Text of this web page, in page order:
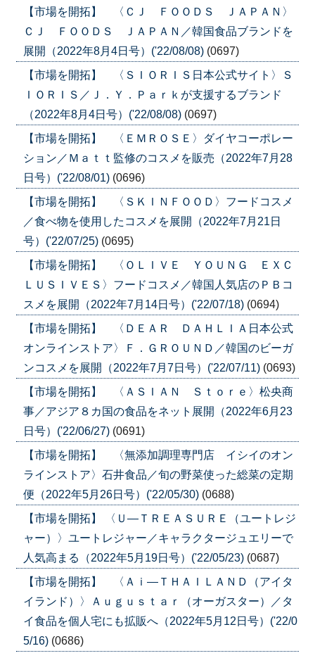
【市場を開拓】 〈ＣＪ ＦＯＯＤＳ ＪＡＰＡＮ〉
ＣＪ ＦＯＯＤＳ ＪＡＰＡＮ／韓国食品ブランドを
展開（2022年8月4日号）('22/08/08) (0697)
【市場を開拓】 〈ＳＩＯＲＩＳ日本公式サイト〉Ｓ
ＩＯＲＩＳ／Ｊ．Ｙ．Ｐａｒｋが支援するブランド
（2022年8月4日号）('22/08/08) (0697)
【市場を開拓】 〈ＥＭＲＯＳＥ〉ダイヤコーポレー
ション／Ｍａｔｔ監修のコスメを販売（2022年7月28
日号）('22/08/01) (0696)
【市場を開拓】 〈ＳＫＩＮＦＯＯＤ〉フードコスメ
／食べ物を使用したコスメを展開（2022年7月21日
号）('22/07/25) (0695)
【市場を開拓】 〈ＯＬＩＶＥ ＹＯＵＮＧ ＥＸＣ
ＬＵＳＩＶＥＳ〉フードコスメ／韓国人気店のＰＢコ
スメを展開（2022年7月14日号）('22/07/18) (0694)
【市場を開拓】 〈ＤＥＡＲ ＤＡＨＬＩＡ日本公式
オンラインストア〉Ｆ．ＧＲＯＵＮＤ／韓国のビーガ
ンコスメを展開（2022年7月7日号）('22/07/11) (0693)
【市場を開拓】 〈ＡＳＩＡＮ Ｓｔｏｒｅ〉松央商
事／アジア８カ国の食品をネット展開（2022年6月23
日号）('22/06/27) (0691)
【市場を開拓】 〈無添加調理専門店 イシイのオン
ラインストア〉石井食品／旬の野菜使った総菜の定期
便（2022年5月26日号）('22/05/30) (0688)
【市場を開拓】 〈Ｕ―ＴＲＥＡＳＵＲＥ（ユートレジ
ャー）〉ユートレジャー／キャラクタージュエリーで
人気高まる（2022年5月19日号）('22/05/23) (0687)
【市場を開拓】 〈Ａｉ―ＴＨＡＩＬＡＮＤ（アイタ
イランド）〉Ａｕｇｕｓｔａｒ（オーガスター）／タ
イ食品を個人宅にも拡販へ（2022年5月12日号）('22/0
5/16) (0686)